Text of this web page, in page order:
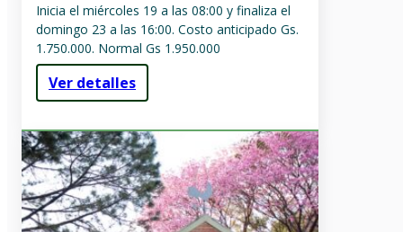
Inicia el miércoles 19 a las 08:00 y finaliza el
domingo 23 a las 16:00. Costo anticipado Gs.
1.750.000. Normal Gs 1.950.000
Ver detalles